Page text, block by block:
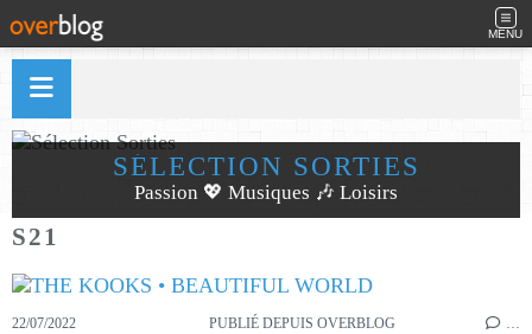
MENU
SÉLECTION SORTIES
Passion 💖 Musiques 🎶 Loisirs
S21
22/07/2022 PUBLIÉ DEPUIS OVERBLOG …